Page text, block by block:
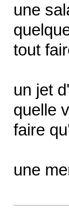
une
tout
un jet
quelle
faire
une